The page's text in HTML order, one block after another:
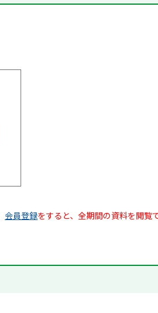
会員登録をすると、全期間の資料を閲覧